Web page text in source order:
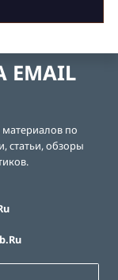
по
статьи, обзоры